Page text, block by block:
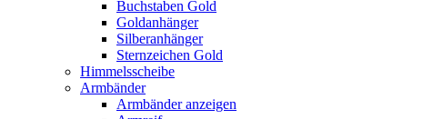
Buchstaben Gold
Goldanhänger
Silberanhänger
Sternzeichen Gold
Himmelsscheibe
Armbänder
Armbänder anzeigen